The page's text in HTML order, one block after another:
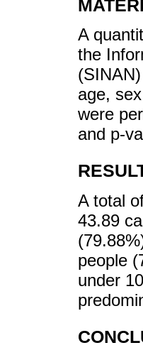
A
the
age,
were
and p-
A total
43.89
people
under